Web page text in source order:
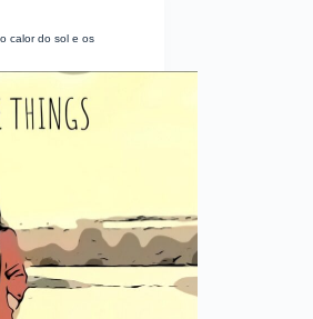
calor do sol e os